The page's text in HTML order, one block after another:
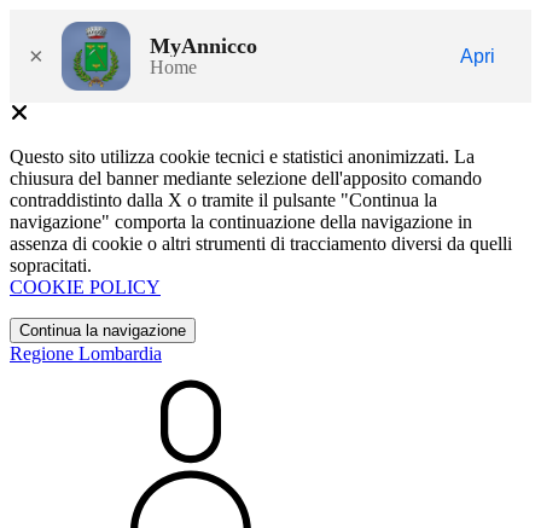
× MyAnnicco
Home
Apri
Questo sito utilizza cookie tecnici e statistici anonimizzati. La
chiusura del banner mediante selezione dell'apposito comando
contraddistinto dalla X o tramite il pulsante "Continua la
navigazione" comporta la continuazione della navigazione in
assenza di cookie o altri strumenti di tracciamento diversi da quelli
sopracitati.
COOKIE POLICY
Continua la navigazione
Regione Lombardia